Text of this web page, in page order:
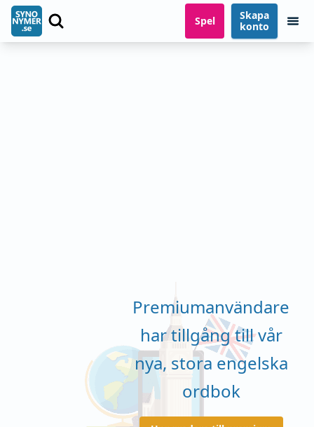
Spel
Skapa
konto
Premiumanvändare
har tillgång till vår
nya, stora engelska
ordbok